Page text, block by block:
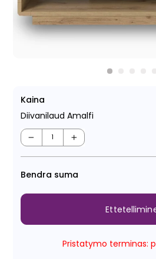
Kaina
Diivanilaud Amalfi
− +
Bendra suma
Pristatymo terminas: